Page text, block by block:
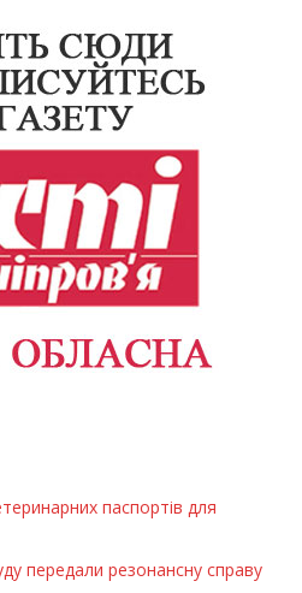
паспортів для
передали резонансну справу